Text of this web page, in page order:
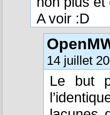
A voir :D
14 juillet
Le but